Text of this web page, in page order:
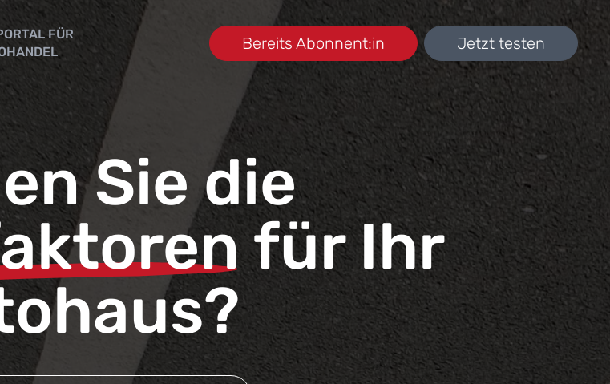
FÜR
Bereits Abonnent:in Jetzt testen
Sie die
für Ihr